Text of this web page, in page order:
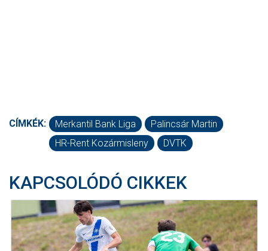
CÍMKÉK: Merkantil Bank Liga
Palincsár Martin
HR-Rent Kozármisleny
DVTK
KAPCSOLÓDÓ CIKKEK